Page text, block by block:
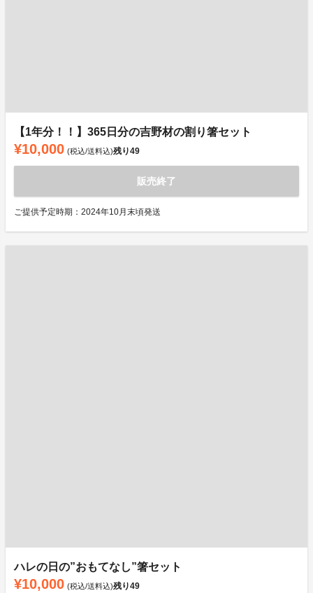
【1年分！！】365日分の吉野材の割り箸セット
¥10,000 (税込/送料込)残り49
販売終了
ご提供予定時期：2024年10月末頃発送
ハレの日の”おもてなし”箸セット
¥10,000 (税込/送料込)残り49